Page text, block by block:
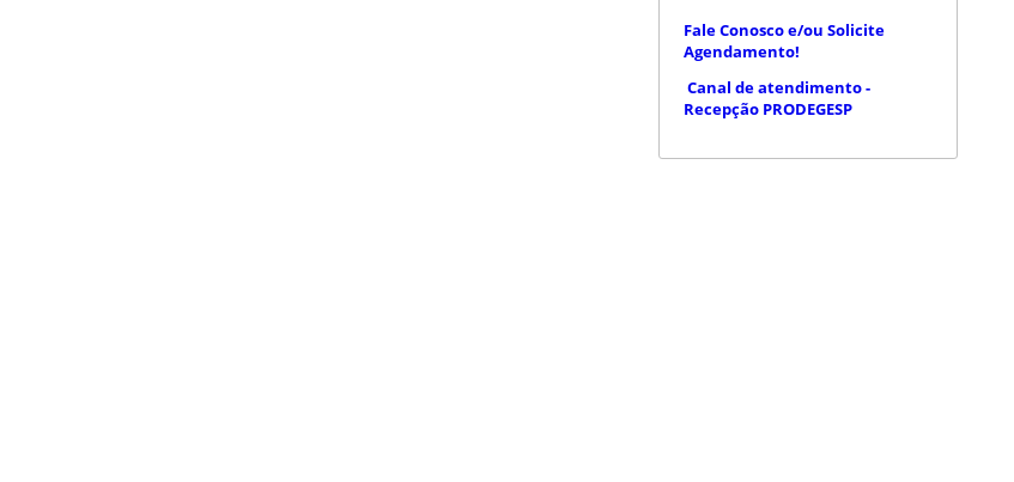
Fale Conosco e/ou Solicite
Agendamento!
Canal de atendimento -
Recepção PRODEGESP